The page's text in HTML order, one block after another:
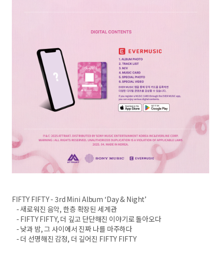
FIFTY FIFTY - 3rd Mini Album ‘Day & Night’
- 새로워진 음악, 한층 확장된 세계관
- FIFTY FIFTY, 더 깊고 단단해진 이야기로 돌아오다
- 낮과 밤, 그 사이에서 진짜 나를 마주하다
- 더 선명해진 감정, 더 깊어진 FIFTY FIFTY